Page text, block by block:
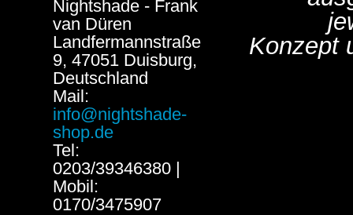
Nightshade - Frank
van Düren
Landfermannstraße
9, 47051 Duisburg,
Deutschland
Mail:
info@nightshade-
shop.de
Tel:
0203/39346380 |
Mobil:
0170/3475907
Konzept